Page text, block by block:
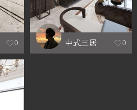
0 中式三居 0